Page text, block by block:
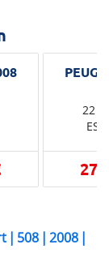
PEUGEOT 3008
22
27
| 508 | 2008 |